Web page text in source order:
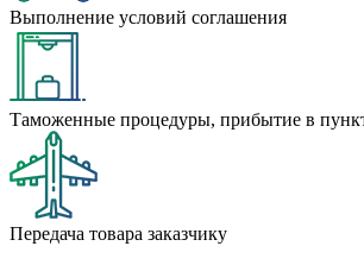
Выполнение условий соглашения
Таможенные процедуры, прибытие в
Передача товара заказчику